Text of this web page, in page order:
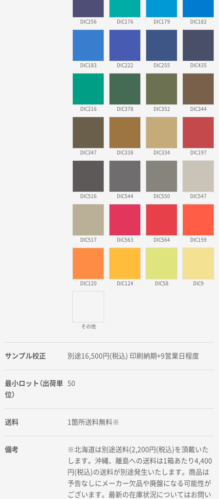
DIC256 DIC176 DIC179 DIC182
DIC183 DIC222 DIC255 DIC435
DIC216 DIC378 DIC352 DIC344
DIC347 DIC338 DIC334 DIC197
DIC516 DIC544 DIC550 DIC547
DIC517 DIC563 DIC564 DIC159
DIC120 DIC124 DIC58 DIC9
その他
サンプル校正 別途16,500円(税込) 印刷納期+9営業日程度
最小ロット（出荷単
位）
50
送料 1箇所送料無料※
備考
※北海道は別途送料(2,200円(税込)を頂戴いた
します。沖縄、離島への送料は1箱あたり4,400
円(税込)の送料が別途発生いたします。商品は
予告なしにメーカー欠品や廃盤になる可能性が
ございます。最新の在庫状況についてはお問い